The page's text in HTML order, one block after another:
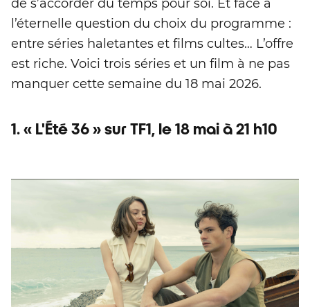
de s’accorder du temps pour soi. Et face à
l’éternelle question du choix du programme :
entre séries haletantes et films cultes… L’offre
est riche. Voici trois séries et un film à ne pas
manquer cette semaine du 18 mai 2026.
1. « L'Été 36 » sur TF1, le 18 mai à 21 h10